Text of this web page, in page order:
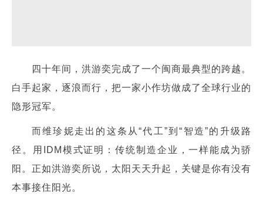
四十年间，洪游奕完成了一个闽商最典型的跨越。
白手起家，逐浪而行，把一家小作坊做成了全球行业的
隐形冠军。
而维珍妮走出的这条从“代工”到“智造”的升级路
径。用IDM模式证明：传统制造企业，一样能成为骄
阳。正如洪游奕所说，太阳天天升起，关键是你有没有
本事接住阳光。